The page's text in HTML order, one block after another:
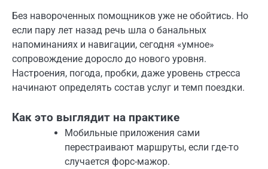
Без навороченных помощников уже не обойтись. Но
если пару лет назад речь шла о банальных
напоминаниях и навигации, сегодня «умное»
сопровождение доросло до нового уровня.
Настроения, погода, пробки, даже уровень стресса
начинают определять состав услуг и темп поездки.
Как это выглядит на практике
Мобильные приложения сами
перестраивают маршруты, если где-то
случается форс-мажор.